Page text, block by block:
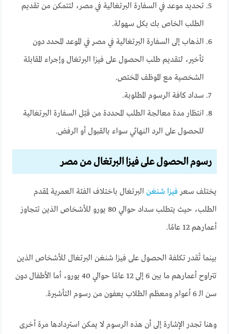
تحديد موعد في السفارة البرتغالية في مصر، لتتمكن من تقديم
الطلب الخاص بك بكل سهولة.
الذهاب إلى السفارة البرتغالية في مصر في الموعد المحدد دون
تأخير، لتقديم طلب الحصول على فيزا البرتغال وإجراء المقابلة
الشخصية مع الموظف المختص.
سداد كافة الرسوم المطلوبة.
انتظار مدة معالجة الطلب المحددة من قبّل السفارة البرتغالية
للحصول على الرد النهائي سواء بالقبول أو الرفض.
رسوم الحصول على فيزا البرتغال من مصر
يختلف سعر فيزا شنغن البرتغال باختلاف الفئة العمرية لمقدم
الطلب، حيث يتطلب سداد حوالي 80 يورو للأشخاص الذين تتجاوز
أعمارهم 12 عامًا.
بينما تُقدر تكلفة الحصول على فيزا شنغن البرتغال للأشخاص الذين
تتراوح أعمارهم ما بين 6 إلى 12 عامًا حوالي 40 يورو، أما الأطفال دون
سن الـ 6 أعوام ومعظم الطلاب يعفون من رسوم التأشيرة.
وهنا تجدر الإشارة إلى أن هذه الرسوم لا يمكن استردادها مرة أخرى